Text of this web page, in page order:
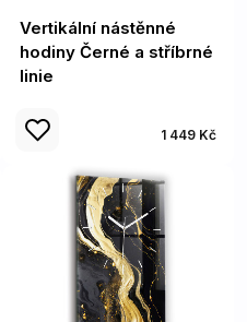
Vertikální nástěnné
hodiny Černé a stříbrné
linie
1 449 Kč